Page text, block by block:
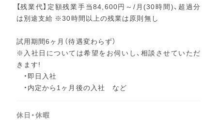
【残業代】定額残業手当84,600円～/月(30時間)、超過分
は別途支給 ※30時間以上の残業は原則無し
試用期間6ヶ月（待遇変わらず）
※入社日については希望をお伺いし、相談させていただ
きます!
・即日入社
・内定から1ヶ月後の入社 など
休日・休暇